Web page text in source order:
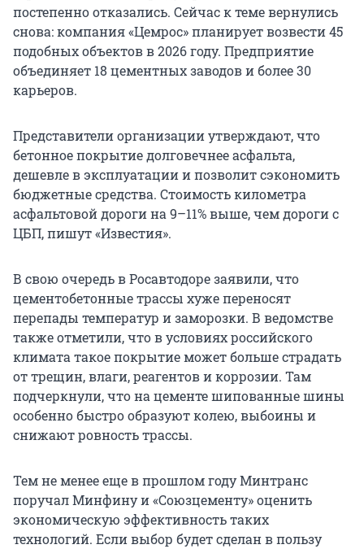
постепенно отказались. Сейчас к теме вернулись
снова: компания «Цемрос» планирует возвести 45
подобных объектов в 2026 году. Предприятие
объединяет 18 цементных заводов и более 30
карьеров.
Представители организации утверждают, что
бетонное покрытие долговечнее асфальта,
дешевле в эксплуатации и позволит сэкономить
бюджетные средства. Стоимость километра
асфальтовой дороги на 9–11% выше, чем дороги с
ЦБП, пишут «Известия».
В свою очередь в Росавтодоре заявили, что
цементобетонные трассы хуже переносят
перепады температур и заморозки. В ведомстве
также отметили, что в условиях российского
климата такое покрытие может больше страдать
от трещин, влаги, реагентов и коррозии. Там
подчеркнули, что на цементе шипованные шины
особенно быстро образуют колею, выбоины и
снижают ровность трассы.
Тем не менее еще в прошлом году Минтранс
поручал Минфину и «Союзцементу» оценить
экономическую эффективность таких
технологий. Если выбор будет сделан в пользу